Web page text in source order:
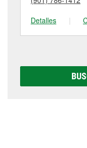
tienda #858 para
Detalles
|